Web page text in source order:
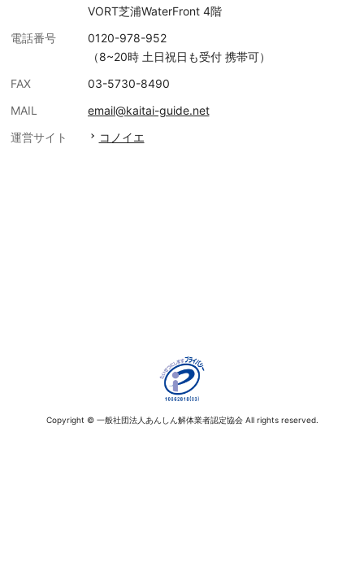
VORT芝浦WaterFront 4階
電話番号
0120-978-952
（8~20時 土日祝日も受付 携帯可）
FAX
03-5730-8490
MAIL
email@kaitai-guide.net
運営サイト
コノイエ
Copyright © 一般社団法人あんしん解体業者認定協会 All rights reserved.